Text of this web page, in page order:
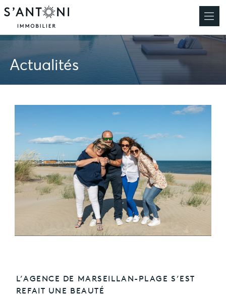
Actualités
L’AGENCE DE MARSEILLAN-PLAGE S’EST
REFAIT UNE BEAUTÉ